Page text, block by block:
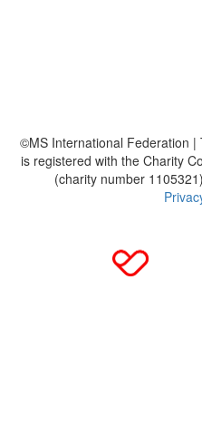
©MS International Federation
is registered with the Charity
(charity number